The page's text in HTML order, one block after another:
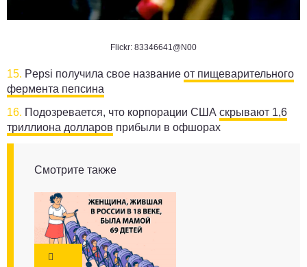
Flickr: 83346641@N00
15. Pepsi получила свое название от пищеварительного
фермента пепсина
16. Подозревается, что корпорации США скрывают 1,6
триллиона долларов прибыли в офшорах
Смотрите также